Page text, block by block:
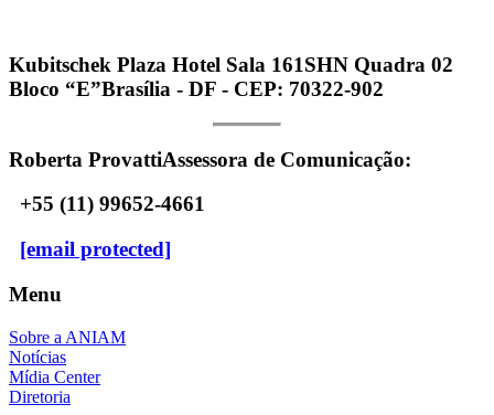
Kubitschek Plaza Hotel Sala 161SHN Quadra 02
Bloco “E”Brasília - DF - CEP: 70322-902
Roberta ProvattiAssessora de Comunicação:
+55 (11) 99652-4661
[email protected]
Menu
Sobre a ANIAM
Notícias
Mídia Center
Diretoria